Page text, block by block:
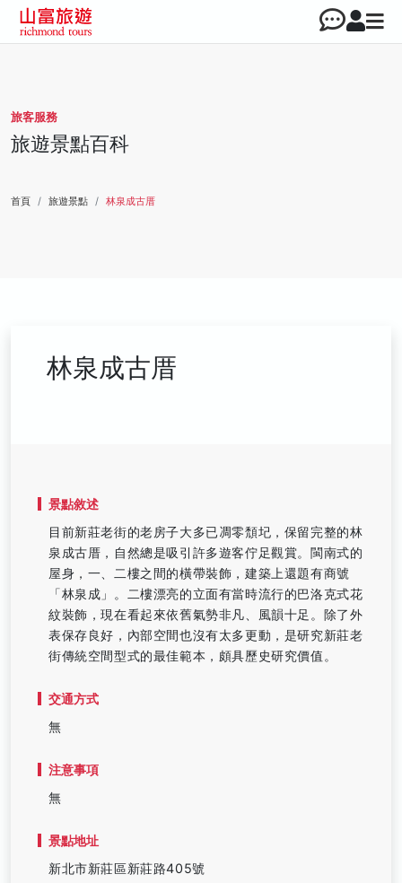
旅客服務
旅遊景點百科
首頁 旅遊景點 林泉成古厝
林泉成古厝
景點敘述
目前新莊老街的老房子大多已凋零頹圮，保留完整的林
泉成古厝，自然總是吸引許多遊客佇足觀賞。閩南式的
屋身，一、二樓之間的橫帶裝飾，建築上還題有商號
「林泉成」。二樓漂亮的立面有當時流行的巴洛克式花
紋裝飾，現在看起來依舊氣勢非凡、風韻十足。除了外
表保存良好，內部空間也沒有太多更動，是研究新莊老
街傳統空間型式的最佳範本，頗具歷史研究價值。
交通方式
無
注意事項
無
景點地址
新北市新莊區新莊路405號